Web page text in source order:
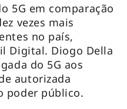
5G em comparação
vezes mais
no país,
Digital. Diogo Della
do 5G aos
autorizada
poder público.